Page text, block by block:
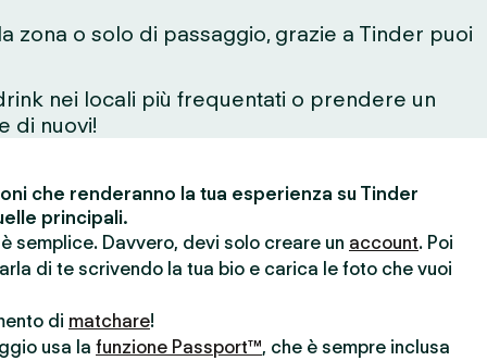
zona o solo di passaggio, grazie a Tinder puoi
nei locali più frequentati o prendere un
di nuovi!
che renderanno la tua esperienza su Tinder
principali.
semplice. Davvero, devi solo creare un account. Poi
di te scrivendo la tua bio e carica le foto che vuoi
di matchare!
usa la funzione Passport™, che è sempre inclusa